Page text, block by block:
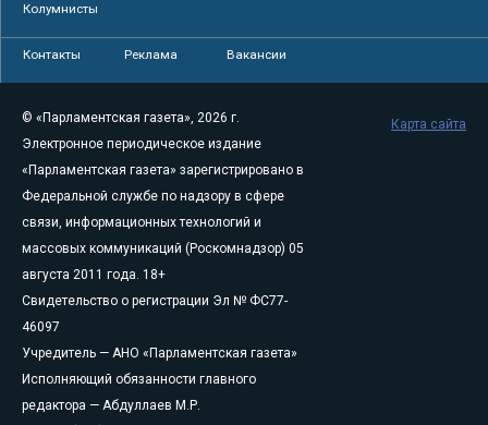
Колумнисты
Контакты Реклама Вакансии
© «Парламентская газета», 2026 г.
Электронное периодическое издание
«Парламентская газета» зарегистрировано в
Федеральной службе по надзору в сфере
связи, информационных технологий и
массовых коммуникаций (Роскомнадзор) 05
августа 2011 года. 18+
Свидетельство о регистрации Эл № ФС77-
46097
Учредитель — АНО «Парламентская газета»
Исполняющий обязанности главного
редактора — Абдуллаев М.Р.
Карта сайта